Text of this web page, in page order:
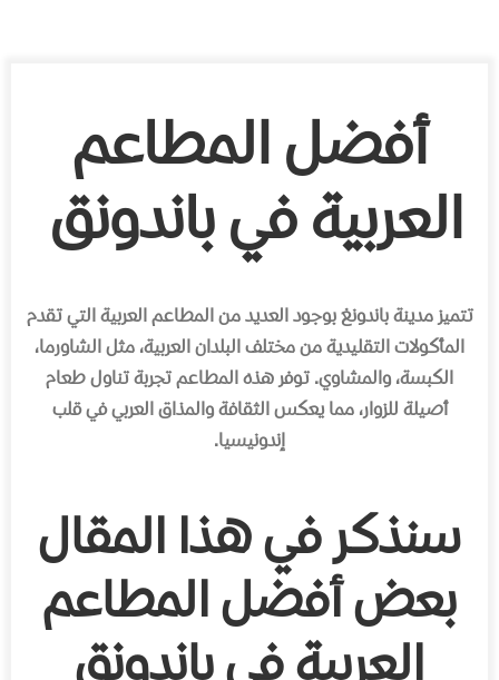
أفضل المطاعم
العربية في باندونق
تتميز مدينة باندونغ بوجود العديد من المطاعم العربية التي تقدم
المأكولات التقليدية من مختلف البلدان العربية، مثل الشاورما،
الكبسة، والمشاوي. توفر هذه المطاعم تجربة تناول طعام
أصيلة للزوار، مما يعكس الثقافة والمذاق العربي في قلب
إندونيسيا.
سنذكر في هذا المقال
بعض أفضل المطاعم